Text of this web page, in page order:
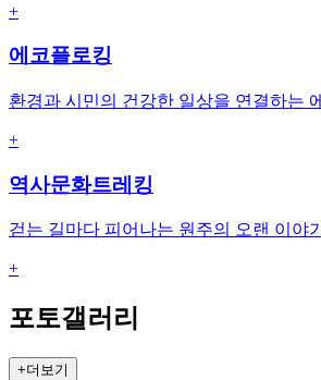
+
에코플로킹
환경과 시민의 건강한 일상을 연결하는
+
역사문화트레킹
걷는 길마다 피어나는 원주의 오랜 이야
+
포토갤러리
+더보기